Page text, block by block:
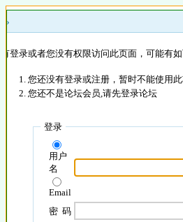
»
登录或者您没有权限访问此页面，可能有
您还没有登录或注册，暂时不能使用
您还不是论坛会员,请先登录论坛
登录
用户
名
Email
密 码